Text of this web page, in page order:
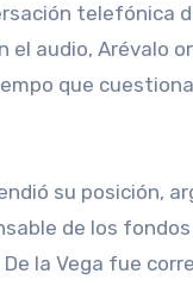
telefónica
el audio, Arévalo
que
su posición,
de los fondos
la Vega fue